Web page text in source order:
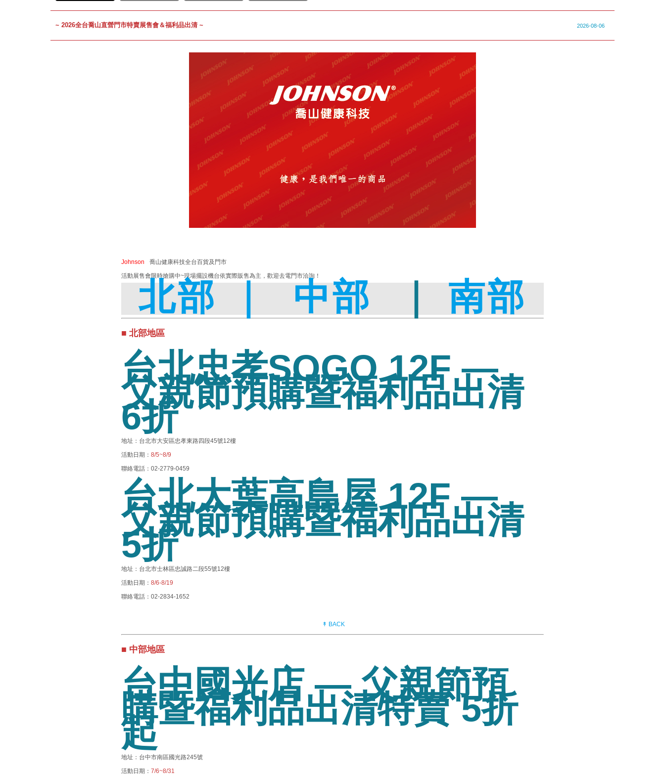
2026-08-06
~ 2026全台喬山直營門市特賣展售會＆福利品出清 ~
Johnson
喬山健康科技全台百貨及門市
活動展售會限時搶購中~現場擺設機台依實際販售為主，歡迎去電門市洽詢！
北部 ｜ 中部｜南部
■ 北部地區
台北忠孝SOGO 12F —
父親節預購暨福利品出清
6折
地址：台北市大安區忠孝東路四段45號12樓
活動日期： 8/5~8/9
聯絡電話：02-2779-0459
台北大葉高島屋 12F —
父親節預購暨福利品出清
5折
地址：台北市士林區忠誠路二段55號12樓
活動日期： 8/6-8/19
聯絡電話：02-2834-1652
↟ BACK
■ 中部地區
台中國光店 — 父親節預
購暨福利品出清特賣 5折
起
地址：台中市南區國光路245號
活動日期： 7/6~8/31